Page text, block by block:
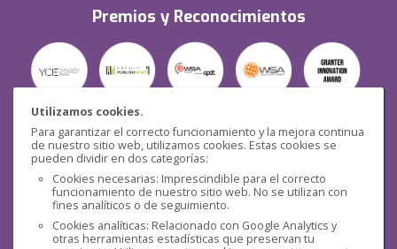
Utilizamos cookies.
Para garantizar el correcto funcionamiento y la mejora continua
de nuestro sitio web, utilizamos cookies. Estas cookies se
pueden dividir en dos categorías:
Cookies necesarias: Imprescindible para el correcto
funcionamiento de nuestro sitio web. No se utilizan con
fines analíticos o de seguimiento.
Cookies analíticas: Relacionado con Google Analytics y
otras herramientas estadísticas que preservan tu
Premios y Reconocimientos
Seguridad